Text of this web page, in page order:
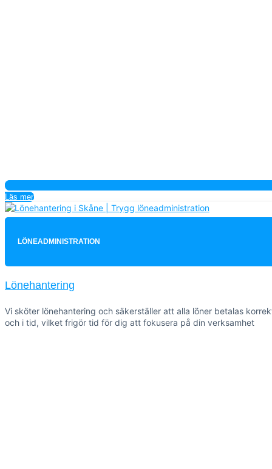
Läs mer
LÖNEADMINISTRATION
Lönehantering
Vi sköter lönehantering och säkerställer att alla löner betalas
och i tid, vilket frigör tid för dig att fokusera på din verksamhet